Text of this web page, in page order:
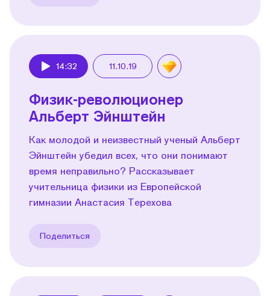
14:32 11.10.19
Физик-революционер
Альберт Эйнштейн
Как молодой и неизвестный ученый Альберт
Эйнштейн убедил всех, что они понимают
время неправильно? Рассказывает
учительница физики из Европейской
гимназии Анастасия Терехова
Поделиться